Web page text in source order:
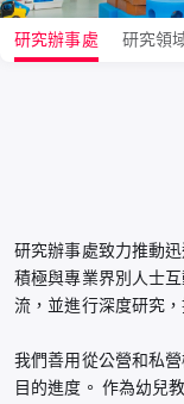
研究辦事處 研究領
研究辦事處致力推動
積極與專業界別人士
流，並進行深度研究
我們善用從公營和私
目的進度。 作為幼兒